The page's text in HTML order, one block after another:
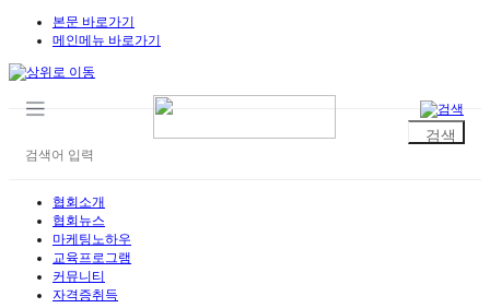
본문 바로가기
메인메뉴 바로가기
협회소개
협회뉴스
마케팅노하우
교육프로그램
커뮤니티
자격증취득